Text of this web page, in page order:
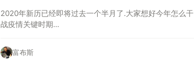
2020年新历已经即将过去一个半月了.大家想好今年怎么
战疫情关键时期...
富布斯